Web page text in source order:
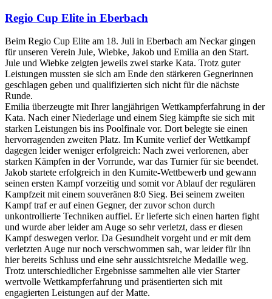
Regio Cup Elite in Eberbach
Beim Regio Cup Elite am 18. Juli in Eberbach am Neckar gingen
für unseren Verein Jule, Wiebke, Jakob und Emilia an den Start.
Jule und Wiebke zeigten jeweils zwei starke Kata. Trotz guter
Leistungen mussten sie sich am Ende den stärkeren Gegnerinnen
geschlagen geben und qualifizierten sich nicht für die nächste
Runde.
Emilia überzeugte mit Ihrer langjährigen Wettkampferfahrung in der
Kata. Nach einer Niederlage und einem Sieg kämpfte sie sich mit
starken Leistungen bis ins Poolfinale vor. Dort belegte sie einen
hervorragenden zweiten Platz. Im Kumite verlief der Wettkampf
dagegen leider weniger erfolgreich: Nach zwei verlorenen, aber
starken Kämpfen in der Vorrunde, war das Turnier für sie beendet.
Jakob startete erfolgreich in den Kumite-Wettbewerb und gewann
seinen ersten Kampf vorzeitig und somit vor Ablauf der regulären
Kampfzeit mit einem souveränen 8:0 Sieg. Bei seinem zweiten
Kampf traf er auf einen Gegner, der zuvor schon durch
unkontrollierte Techniken auffiel. Er lieferte sich einen harten fight
und wurde aber leider am Auge so sehr verletzt, dass er diesen
Kampf deswegen verlor. Da Gesundheit vorgeht und er mit dem
verletzten Auge nur noch verschwommen sah, war leider für ihn
hier bereits Schluss und eine sehr aussichtsreiche Medaille weg.
Trotz unterschiedlicher Ergebnisse sammelten alle vier Starter
wertvolle Wettkampferfahrung und präsentierten sich mit
engagierten Leistungen auf der Matte.